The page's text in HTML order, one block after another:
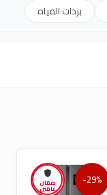
بردات المياه
ضمان
عامين
-29%